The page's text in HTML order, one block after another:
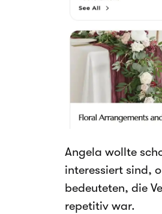
Angela wollte
interessiert sind,
bedeuteten, die
repetitiv war.